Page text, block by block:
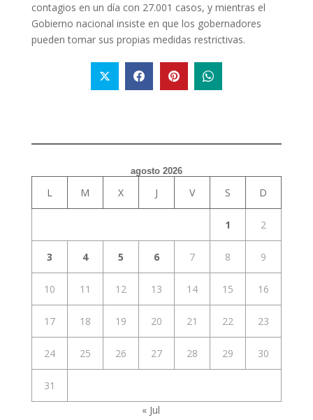
contagios en un día con 27.001 casos, y mientras el
Gobierno nacional insiste en que los gobernadores
pueden tomar sus propias medidas restrictivas.
agosto 2026
L M X J V S D
1 2
3 4 5 6 7 8 9
10 11 12 13 14 15 16
17 18 19 20 21 22 23
24 25 26 27 28 29 30
31
« Jul